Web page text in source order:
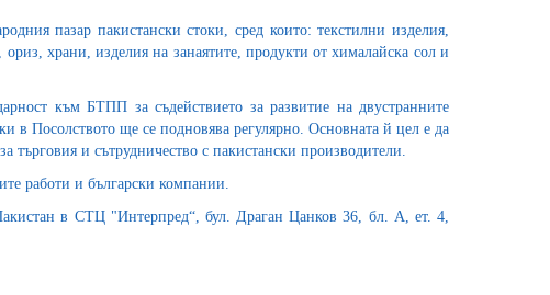
пазар пакистански стоки, сред които: текстилни изделия,
храни, изделия на занаятите, продукти от хималайска сол и
към БТПП за съдействието за развитие на двустранните
в Посолството ще се подновява регулярно. Основната й цел е да
търговия и сътрудничество с пакистански производители.
работи и български компании.
в СТЦ "Интерпред“, бул. Драган Цанков 36, бл. А, ет. 4,